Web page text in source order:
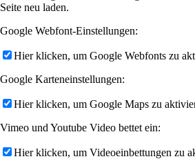
Seite neu laden.
Google Webfont-Einstellungen:
Hier klicken, um Google Webfonts zu
Google Karteneinstellungen:
Hier klicken, um Google Maps zu
Vimeo und Youtube Video bettet ein:
Hier klicken, um Videoeinbettungen zu